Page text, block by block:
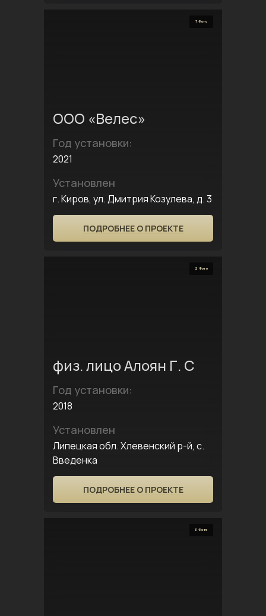
7 Фото
ООО «Велес»
Год установки:
2021
Установлен
г. Киров, ул. Дмитрия Козулева, д. 3
ПОДРОБНЕЕ О ПРОЕКТЕ
2 Фото
физ. лицо Алоян Г. С
Год установки:
2018
Установлен
Липецкая обл. Хлевенский р-й, с.
Введенка
ПОДРОБНЕЕ О ПРОЕКТЕ
3 Фото